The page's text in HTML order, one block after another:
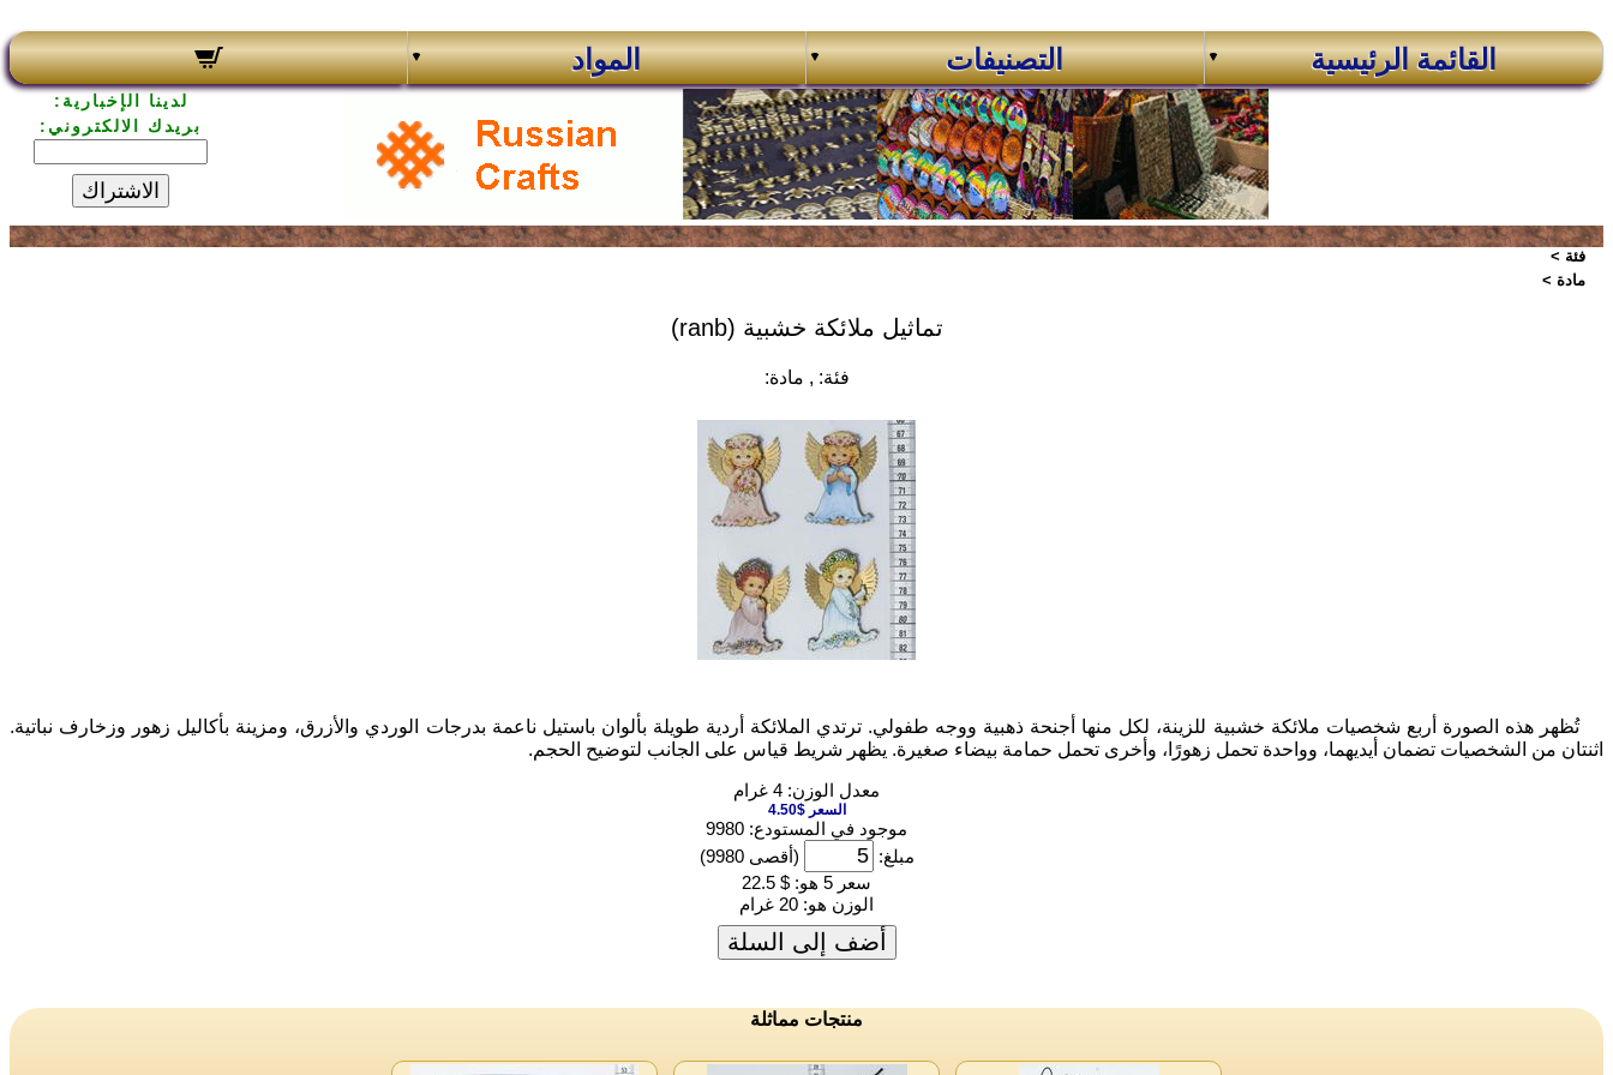
القائمة الرئيسية التصنيفات المواد
لدينا الإخبارية:
بريدك الالكتروني:
الاشتراك
فئة >
مادة >
تماثيل ملائكة خشبية (ranb)
فئة: , مادة:
تُظهر هذه الصورة أربع شخصيات ملائكة خشبية للزينة، لكل منها أجنحة ذهبية ووجه طفولي. ترتدي الملائكة أردية طويلة بألوان باستيل ناعمة بدرجات الوردي والأزرق، ومزينة بأكاليل زهور وزخارف نباتية.
اثنتان من الشخصيات تضمان أيديهما، وواحدة تحمل زهورًا، وأخرى تحمل حمامة بيضاء صغيرة. يظهر شريط قياس على الجانب لتوضيح الحجم.
معدل الوزن: 4 غرام
السعر $4.50
موجود في المستودع: 9980
مبلغ:
(أقصى 9980)
سعر 5 هو:
$ 22.5
الوزن هو: 20 غرام
أضف إلى السلة
منتجات مماثلة